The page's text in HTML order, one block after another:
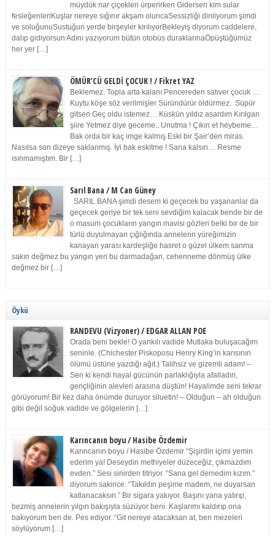
müydük nar çiçekleri ürperirken Gidersen kim sular
fesleğenleriKuşlar nereye sığınır akşam oluncaSessizliği dinliyorum şimdi
ve soluğunuSustuğun yerde birşeyler kırılıyorBekleyiş diyorum caddelere,
dalıp gidiyorsun Adını yazıyorum bütün otobüs duraklarınaÖpüştüğümüz
her yer […]
ÖMÜR’CÜ GELDİ ÇOCUK ! / Fikret YAZ
Beklemez. Topla arta kalanı Pencereden satıver çocuk …
Kuytu köşe söz verilmişler Süründürür öldürmez. Süpür
gitsen Geç oldu istemez… Küskün yıldız asardım Kırılgan
şiire Yetmez diye geceme.. Unutma ! Çıkın et heybeme…
Bak orda bir kaç imge kalmış Eski bir Şair’den miras.
Nasılsa son dizeye saklanmış. İyi bak eskitme ! Sana kalsın… Resme
ısınmamıştım. Bir […]
Sarıl Bana / M Can Güney
SARIL BANA şimdi desem ki geçecek bu yaşananlar da
geçecek geriye bir tek seni sevdiğim kalacak bende bir de
o masum çocukların yangın mavisi gözleri belki bir de bir
türlü duyulmayan çığlığında annelerin yüreğimizin
kanayan yarası kardeşliğe hasret o güzel ülkem sanma
sakın değmez bu yangın yeri bu darmadağan, cehenneme dönmüş ülke
değmez bir […]
Öykü
RANDEVU (Vizyoner) / EDGAR ALLAN POE
Orada beni bekle! O yankılı vadide Mutlaka buluşacağım
seninle. (Chichester Piskoposu Henry King’in karısının
ölümü üstüne yazdığı ağıt.) Talihsiz ve gizemli adam! –
Sen ki kendi hayal gücünün parlaklığıyla afalladın,
gençliğinin alevleri arasına düştün! Hayalimde seni tekrar
görüyorum! Bir kez daha önümde duruyor siluetin! – Olduğun – ah olduğun
gibi değil soğuk vadide ve gölgelerin […]
Karıncanın boyu / Hasibe Özdemir
Karıncanın boyu / Hasibe Özdemir “Şişirdin içimi yemin
ederim ya! Deseydin methiyeler düzeceğiz, çıkmazdım
evden.” Sesi sinirden titriyor. “Sana gel demedim kızım.”
diyorum sakince. “Takıldın peşime madem, ne duyarsan
katlanacaksın.” Bir sigara yakıyor. Başını yana yatırıp,
bezmiş annelerin yılgın bakışıyla süzüyor beni. Kaşlarımı kaldırıp ona
bakıyorum ben de. Pes ediyor. “Git nereye atacaksan at, ben mezeleri
söylüyorum […]